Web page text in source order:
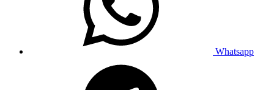
Whatsapp